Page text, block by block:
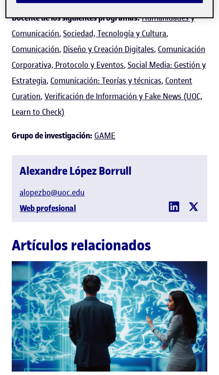
Docente de los siguientes programas:Humanidades y
Comunicación, Sociedad, Tecnología y Cultura,
Comunicación, Diseño y Creación Digitales, Comunicación
Corporativa, Protocolo y Eventos, Social Media: Gestión y
Estrategia, Comunicación: Teorías y técnicas, Content
Curation, Verificación de Información y Fake News (UOC,
Learn to Check)
Grupo de investigación: GAME
Alexandre López Borrull
alopezbo@uoc.edu
Web profesional
Artículos relacionados